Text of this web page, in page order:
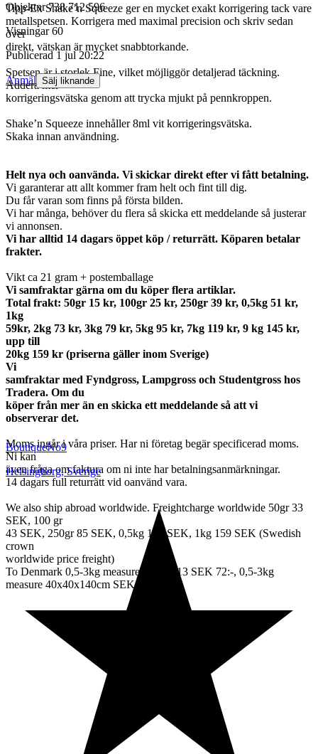
Tipp-Ex Shake’n Squeeze ger en mycket exakt korrigering tack vare
metallspetsen. Korrigera med maximal precision och skriv sedan
över
direkt, vätskan är mycket snabbtorkande.
Spetsen är i storlek Fine, vilket möjliggör detaljerad täckning.
Addera mer
korrigeringsvätska genom att trycka mjukt på pennkroppen.
Shake’n Squeeze innehåller 8ml vit korrigeringsvätska.
Skaka innan användning.
Helt nya och oanvända. Vi skickar direkt efter vi fått betalning.
Vi garanterar att allt kommer fram helt och fint till dig.
Du får varan som finns på första bilden.
Vi har många, behöver du flera så skicka ett meddelande så justerar
vi annonsen.
Vi har alltid 14 dagars öppet köp / returrätt. Köparen betalar
frakter.
Vikt ca 21 gram + postemballage
Vi samfraktar gärna om du köper flera artiklar.
Total frakt: 50gr 15 kr, 100gr 25 kr, 250gr 39 kr, 0,5kg 51 kr,
1kg
59kr, 2kg 73 kr, 3kg 79 kr, 5kg 95 kr, 7kg 119 kr, 9 kg 145 kr,
upp till
20kg 159 kr (priserna gäller inom Sverige)
Vi
samfraktar med Fyndgross, Lampgross och Studentgross hos
Tradera. Om du
köper från mer än en skicka ett meddelande så att vi
observerar det.
Moms ingår i våra priser. Har ni företag begär specificerad moms.
Ni kan
även fråga om faktura om ni inte har betalningsanmärkningar.
14 dagars full returrätt vid oanvänd vara.
We also ship abroad worldwide. Freightcharge worldwide 50gr 33
SEK, 100 gr
43 SEK, 250gr 85 SEK, 0,5kg 109 SEK, 1kg 159 SEK (Swedish
crown
worldwide price freight)
To Denmark 0,5-3kg measure 35x24x13 SEK 72:-, 0,5-3kg
measure 40x40x140cm SEK 144:-
Objektnr 738 712 596
Visningar 60
Publicerad 1 jul 20:22
Anmäl Sälj liknande
BoutiqueNo9
Helsingborg,Sverige